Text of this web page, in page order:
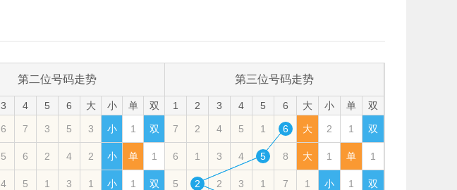
第二位号码走势 第三位号码走势
3 4 5 6 大 小 单 双 1 2 3 4 5 6 大 小 单 双
6 7 3 5 3 小 1 双 7 2 4 5 1 6 大 2 1 双
5 6 2 4 2 小 单 1 6 1 3 4 5 8 大 1 单 1
4 5 1 3 1 小 1 双 5 2 2 3 1 7 1 小 1 双